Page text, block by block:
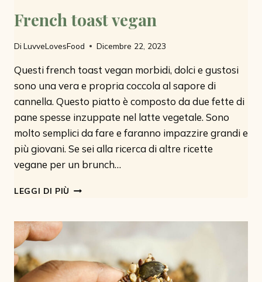
French toast vegan
Di LuvveLovesFood Dicembre 22, 2023
Questi french toast vegan morbidi, dolci e gustosi
sono una vera e propria coccola al sapore di
cannella. Questo piatto è composto da due fette di
pane spesse inzuppate nel latte vegetale. Sono
molto semplici da fare e faranno impazzire grandi e
più giovani. Se sei alla ricerca di altre ricette
vegane per un brunch…
LEGGI DI PIÙ FRENCH